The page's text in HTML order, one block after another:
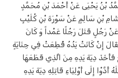
بْنُ يَحْيَى عَنْ أَحْمَدَ بْنِ مُحَمَّدٍ
بْنِ سَالِمٍ عَنْ سَوْرَةَ بْنِ كُلَيْبٍ
رَجُلٍ قَتَلَ رَجُلًا عَمْداً وَ كَانَ
إِنْ كَانَتْ يَدُهُ قُطِعَتْ فِي جِنَايَةٍ
دِيَةَ يَدِهِ مِنَ الَّذِي قَطَعَهَا
أَدَّوْا إِلَى أَوْلِيَاءِ قَاتِلِهِ دِيَةَ يَدِهِ